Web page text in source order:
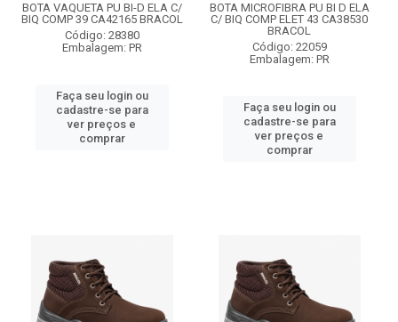
BOTA VAQUETA PU BI-D ELA C/
BIQ COMP 39 CA42165 BRACOL
Código: 28380
Embalagem: PR
Faça seu login ou
cadastre-se para
ver preços e
comprar
BOTA MICROFIBRA PU BI D ELA
C/ BIQ COMP ELET 43 CA38530
BRACOL
Código: 22059
Embalagem: PR
Faça seu login ou
cadastre-se para
ver preços e
comprar